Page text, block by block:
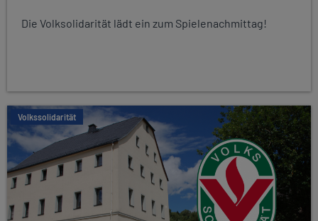
Die Volksolidarität lädt ein zum Spielenachmittag!
Volkssolidarität